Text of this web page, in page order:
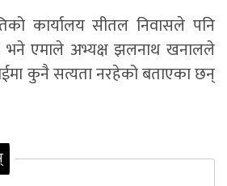
कार्यालय सीतल निवासले पनि
एमाले अभ्यक्ष झलनाथ खनालले
कुनै सत्यता नरहेको बताएका छन्